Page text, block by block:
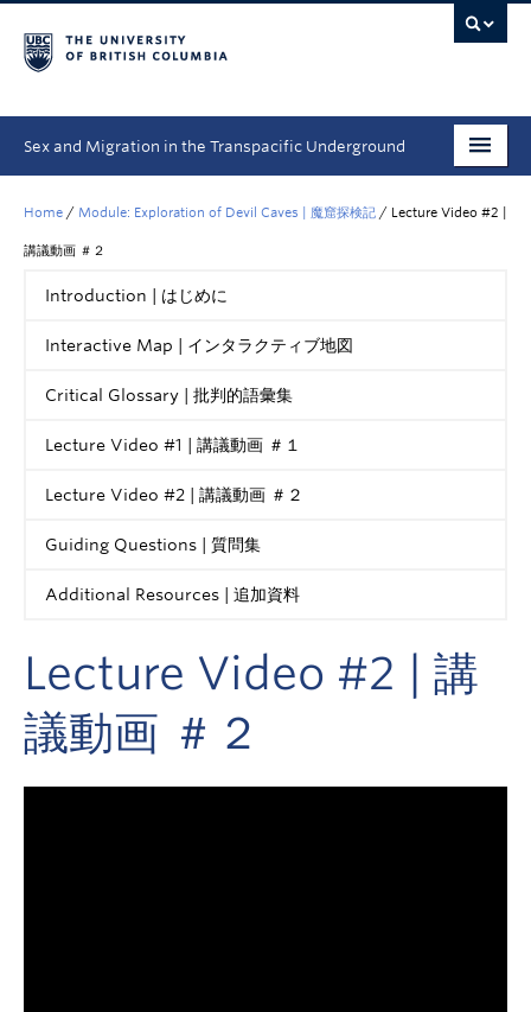
Sex and Migration in the Transpacific Underground
Primary Sources | 一次史料
Modules | モジュール
Student Spotlight
Videos | 動画
People | チーム
Home / Module: Exploration of Devil Caves | 魔窟探検記 / Lecture Video #2 |
講議動画 ＃２
Introduction | はじめに
Interactive Map | インタラクティブ地図
Critical Glossary | 批判的語彙集
Lecture Video #1 | 講議動画 ＃１
Lecture Video #2 | 講議動画 ＃２
Guiding Questions | 質問集
Additional Resources | 追加資料
Lecture Video #2 | 講
議動画 ＃２